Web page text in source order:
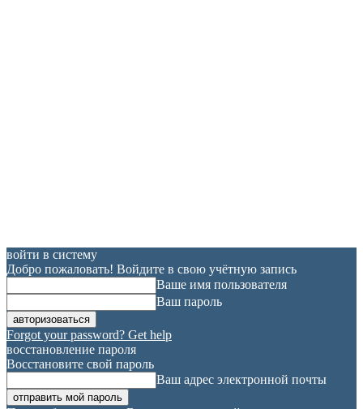
войти в систему
Добро пожаловать! Войдите в свою учётную запись
Ваше имя пользователя
Ваш пароль
Forgot your password? Get help
восстановление пароля
Восстановите свой пароль
Ваш адрес электронной почты